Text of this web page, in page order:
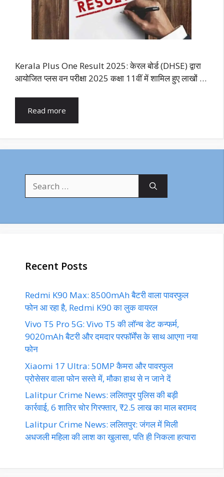
Kerala Plus One Result 2025: केरल बोर्ड (DHSE) द्वारा
आयोजित प्लस वन परीक्षा 2025 कक्षा 11वीं में शामिल हुए लाखों …
Read more
for:
Recent Posts
Redmi K90 Max: 8500mAh बैटरी वाला पावरफुल
फोन आ रहा है, Redmi K90 का लुक वायरल
Vivo T5 Pro 5G: Vivo T5 की लॉन्च डेट कन्फर्म,
9020mAh बैटरी और दमदार परफॉर्मेंस के साथ आएगा नया
फोन
Xiaomi 17 Ultra: 50MP कैमरा और पावरफुल
प्रोसेसर वाला फोन सस्ते में, मौका हाथ से न जाने दें
Lalitpur Crime News: ललितपुर पुलिस की बड़ी
कार्रवाई, 6 शातिर चोर गिरफ्तार, ₹2.5 लाख का माल बरामद
Lalitpur Crime News: ललितपुर: जंगल में मिली
अधजली महिला की लाश का खुलासा, पति ही निकला हत्यारा